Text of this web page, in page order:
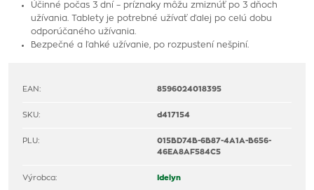
Účinné počas 3 dní – príznaky môžu zmiznúť po 3 dňoch
užívania. Tablety je potrebné užívať ďalej po celú dobu
odporúčaného užívania.
Bezpečné a ľahké užívanie, po rozpustení nešpiní.
EAN: 8596024018395
SKU: d417154
PLU:
015BD74B-6B87-4A1A-B656-
46EA8AF584C5
Výrobca: Idelyn